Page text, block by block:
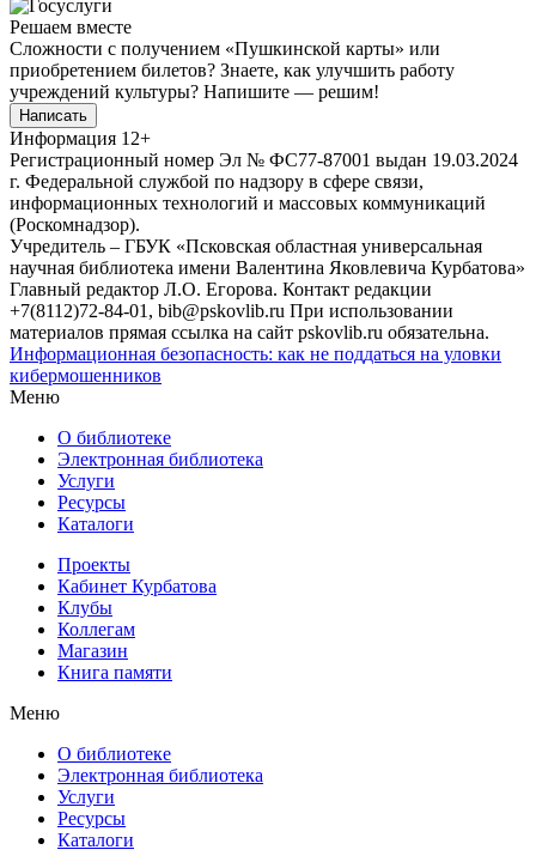
Решаем вместе
Сложности с получением «Пушкинской карты» или
приобретением билетов? Знаете, как улучшить работу
учреждений культуры? Напишите — решим!
Написать
Информация 12+
Регистрационный номер Эл № ФС77-87001 выдан 19.03.2024
г. Федеральной службой по надзору в сфере связи,
информационных технологий и массовых коммуникаций
(Роскомнадзор).
Учредитель – ГБУК «Псковская областная универсальная
научная библиотека имени Валентина Яковлевича Курбатова»
Главный редактор Л.О. Егорова. Контакт редакции
+7(8112)72-84-01, bib@pskovlib.ru При использовании
материалов прямая ссылка на сайт pskovlib.ru обязательна.
Информационная безопасность: как не поддаться на уловки
кибермошенников
Меню
О библиотеке
Электронная библиотека
Услуги
Ресурсы
Каталоги
Проекты
Кабинет Курбатова
Клубы
Коллегам
Магазин
Книга памяти
Меню
О библиотеке
Электронная библиотека
Услуги
Ресурсы
Каталоги